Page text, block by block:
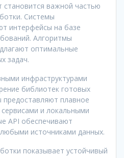
становится важной частью
Системы
интерфейсы на базе
Алгоритмы
оптимальные
задач.
инфраструктурами
библиотек готовых
плавное
и локальными
API обеспечивают
источниками данных.
показывает устойчивый